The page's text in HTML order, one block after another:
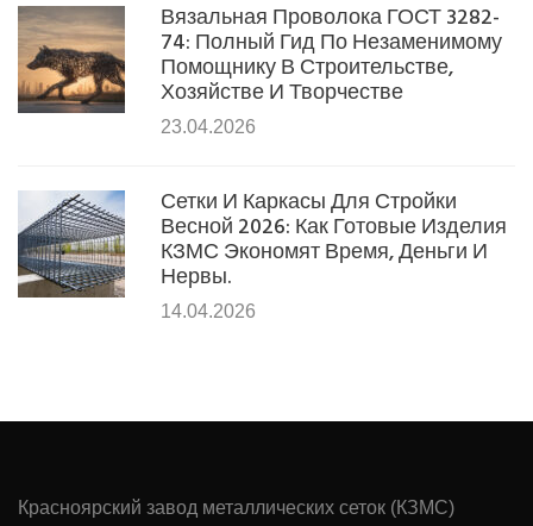
Вязальная Проволока ГОСТ 3282-
74: Полный Гид По Незаменимому
Помощнику В Строительстве,
Хозяйстве И Творчестве
23.04.2026
Сетки И Каркасы Для Стройки
Весной 2026: Как Готовые Изделия
КЗМС Экономят Время, Деньги И
Нервы.
14.04.2026
Красноярский завод металлических сеток (КЗМС)